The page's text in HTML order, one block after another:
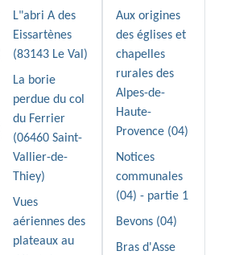
L"abri A des
Eissartènes
(83143 Le Val)
La borie
perdue du col
du Ferrier
(06460 Saint-
Vallier-de-
Thiey)
Vues
aériennes des
plateaux au
Aux origines
des églises et
chapelles
rurales des
Alpes-de-
Haute-
Provence (04)
Notices
communales
(04) - partie 1
Bevons (04)
Bras d'Asse